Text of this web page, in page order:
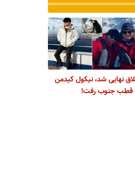
نهایی شد، نیکول کیدمن
قطب جنوب رفت!